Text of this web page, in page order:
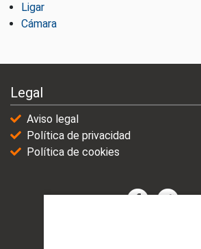
Ligar
Cámara
Legal
Aviso legal
Política de privacidad
Política de cookies